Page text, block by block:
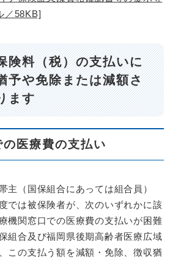
／58KB]
険料（税）の支払いに
予や免除または減額さ
ます
の医療費の支払い
（国保組合にあっては組合員）
では被保険者が、次のいずれかに該
機関窓口での医療費の支払いが困難
組合及び福岡県後期高齢者医療広域
この支払う額を減額・免除、徴収猶